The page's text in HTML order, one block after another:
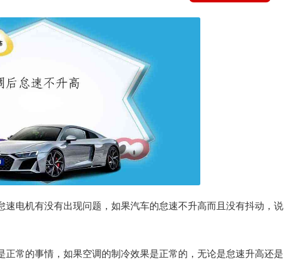
速电机有没有出现问题，如果汽车的怠速不升高而且没有抖动，说
正常的事情，如果空调的制冷效果是正常的，无论是怠速升高还是